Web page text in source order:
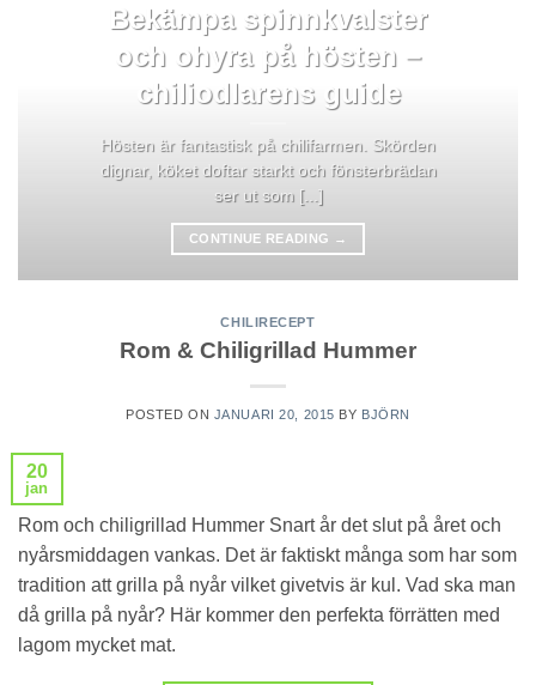
Bekämpa spinnkvalster
och ohyra på hösten –
chiliodlarens guide
Hösten är fantastisk på chilifarmen. Skörden
dignar, köket doftar starkt och fönsterbrädan
ser ut som [...]
CONTINUE READING →
CHILIRECEPT
Rom & Chiligrillad Hummer
POSTED ON JANUARI 20, 2015 BY BJÖRN
20
jan
Rom och chiligrillad Hummer Snart år det slut på året och
nyårsmiddagen vankas. Det är faktiskt många som har som
tradition att grilla på nyår vilket givetvis är kul. Vad ska man
då grilla på nyår? Här kommer den perfekta förrätten med
lagom mycket mat.